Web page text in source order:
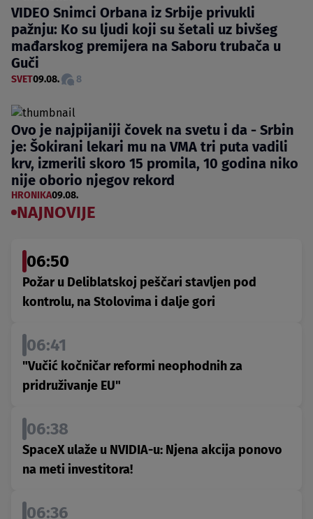
VIDEO Snimci Orbana iz Srbije privukli
pažnju: Ko su ljudi koji su šetali uz bivšeg
mađarskog premijera na Saboru trubača u
Guči
SVET09.08. 8
Ovo je najpijaniji čovek na svetu i da - Srbin
je: Šokirani lekari mu na VMA tri puta vadili
krv, izmerili skoro 15 promila, 10 godina niko
nije oborio njegov rekord
HRONIKA09.08.
NAJNOVIJE
06:50
Požar u Deliblatskoj peščari stavljen pod
kontrolu, na Stolovima i dalje gori
06:41
"Vučić kočničar reformi neophodnih za
pridruživanje EU"
06:38
SpaceX ulaže u NVIDIA-u: Njena akcija ponovo
na meti investitora!
06:36